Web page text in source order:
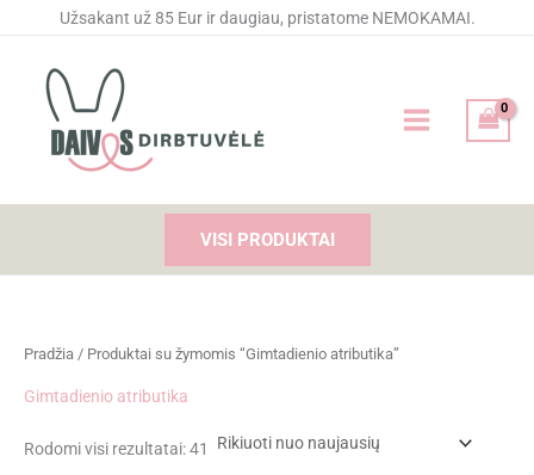
Užsakant už 85 Eur ir daugiau, pristatome NEMOKAMAI.
VISI PRODUKTAI
Pradžia / Produktai su žymomis “Gimtadienio atributika”
Gimtadienio atributika
Rodomi visi rezultatai: 41
pagal